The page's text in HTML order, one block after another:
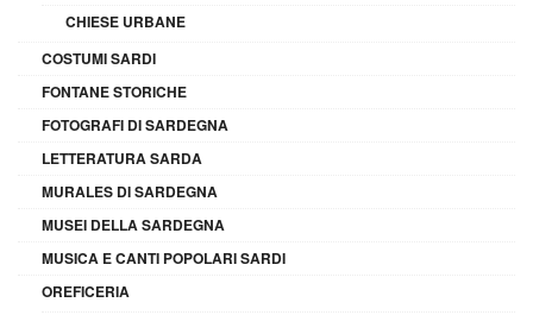
CHIESE URBANE
COSTUMI SARDI
FONTANE STORICHE
FOTOGRAFI DI SARDEGNA
LETTERATURA SARDA
MURALES DI SARDEGNA
MUSEI DELLA SARDEGNA
MUSICA E CANTI POPOLARI SARDI
OREFICERIA